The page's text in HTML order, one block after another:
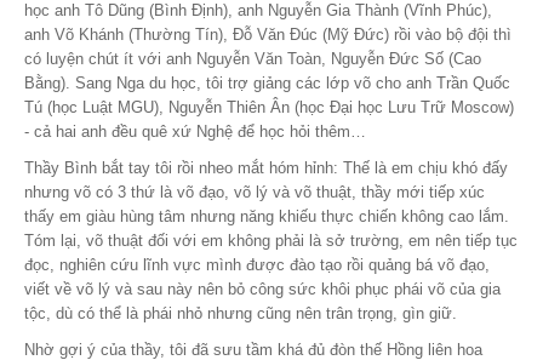
học anh Tô Dũng (Bình Định), anh Nguyễn Gia Thành (Vĩnh Phúc),
anh Võ Khánh (Thường Tín), Đỗ Văn Đúc (Mỹ Đức) rồi vào bộ đội thì
có luyện chút ít với anh Nguyễn Văn Toàn, Nguyễn Đức Số (Cao
Bằng). Sang Nga du học, tôi trợ giảng các lớp võ cho anh Trần Quốc
Tú (học Luật MGU), Nguyễn Thiên Ân (học Đại học Lưu Trữ Moscow)
- cả hai anh đều quê xứ Nghệ để học hỏi thêm…
Thầy Bình bắt tay tôi rồi nheo mắt hóm hỉnh: Thế là em chịu khó đấy
nhưng võ có 3 thứ là võ đạo, võ lý và võ thuật, thầy mới tiếp xúc
thấy em giàu hùng tâm nhưng năng khiếu thực chiến không cao lắm.
Tóm lại, võ thuật đối với em không phải là sở trường, em nên tiếp tục
đọc, nghiên cứu lĩnh vực mình được đào tạo rồi quảng bá võ đạo,
viết về võ lý và sau này nên bỏ công sức khôi phục phái võ của gia
tộc, dù có thể là phái nhỏ nhưng cũng nên trân trọng, gìn giữ.
Nhờ gợi ý của thầy, tôi đã sưu tầm khá đủ đòn thế Hồng liên hoa